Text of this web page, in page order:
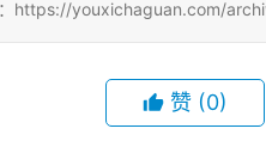
：https://youxichaguan.com/
赞 (0)